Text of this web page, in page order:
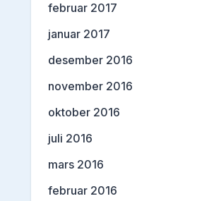
februar 2017
januar 2017
desember 2016
november 2016
oktober 2016
juli 2016
mars 2016
februar 2016